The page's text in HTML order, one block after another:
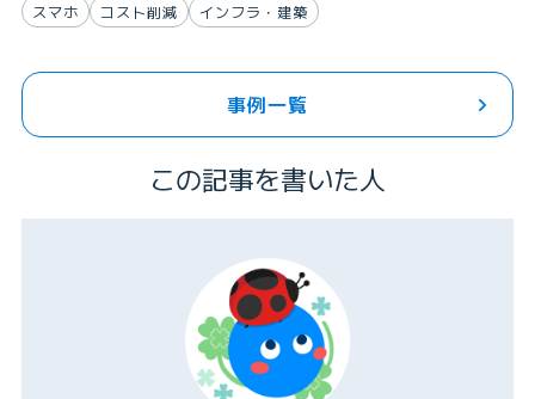
スマホ コスト削減 インフラ・建築
事例一覧
この記事を書いた人